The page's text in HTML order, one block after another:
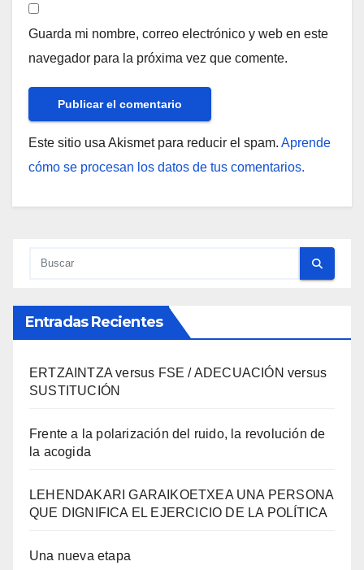
Guarda mi nombre, correo electrónico y web en este
navegador para la próxima vez que comente.
Este sitio usa Akismet para reducir el spam. Aprende
cómo se procesan los datos de tus comentarios.
Entradas Recientes
ERTZAINTZA versus FSE / ADECUACIÓN versus
SUSTITUCIÓN
Frente a la polarización del ruido, la revolución de
la acogida
LEHENDAKARI GARAIKOETXEA UNA PERSONA
QUE DIGNIFICA EL EJERCICIO DE LA POLÍTICA
Una nueva etapa